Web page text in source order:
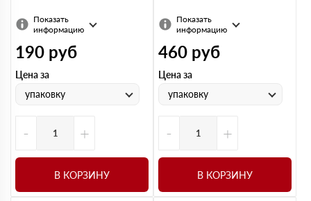
Показать
информацию
190 руб
Цена за
упаковку
- +
В КОРЗИНУ
Показать
информацию
460 руб
Цена за
упаковку
- +
В КОРЗИНУ